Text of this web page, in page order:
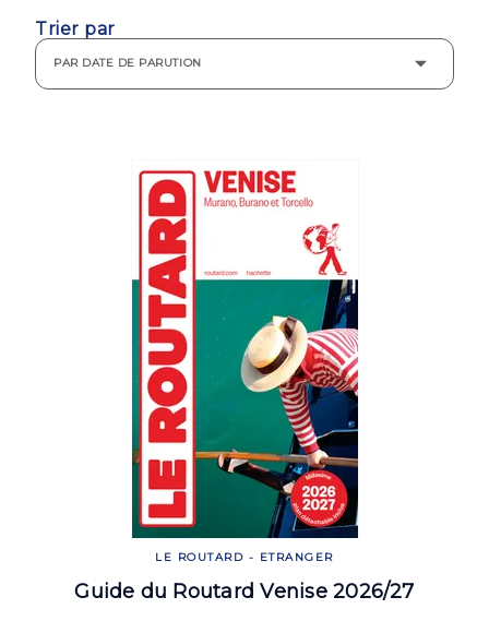
Trier par
PAR DATE DE PARUTION
LE ROUTARD - ETRANGER
Guide du Routard Venise 2026/27